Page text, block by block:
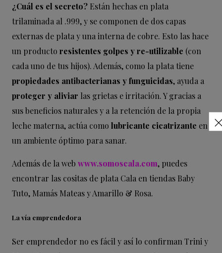
¿Cuál es el secreto? Están hechas en plata
trilaminada al .999, y se componen de dos capas
externas de plata y una interna de cobre. Esto las hace
un producto resistentes golpes y re-utilizable (con
cada uno de tus hijos). Además, como la plata tiene
propiedades antibacterianas y funguicidas, ayuda a
proteger y aliviar las grietas e irritación. Y gracias a
sus beneficios naturales y a la retención de la propia
leche materna, actúa como lubricante cicatrizante en
un ambiente óptimo para sanar.
Además de la web www.somoscala.com, puedes
encontrar las cositas de plata Cala en tiendas Baby
Tuto, Mamás Mateas y Amarillo & Rosa.
La vía emprendedora
Ser emprendedor no es fácil y así lo confirman Trini y